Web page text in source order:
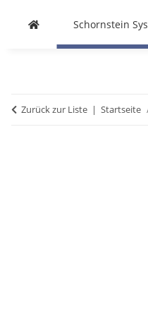
Schornstein
Zurück zur Liste Startseite